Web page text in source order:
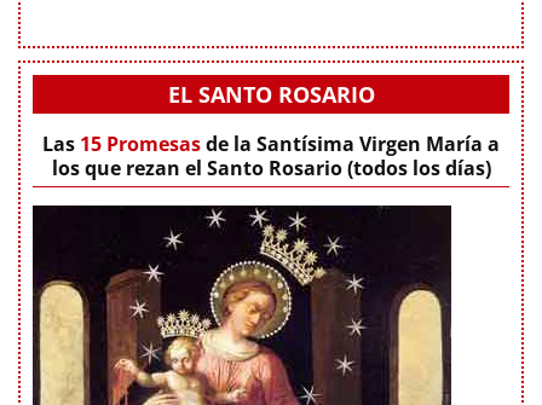
EL SANTO ROSARIO
Las 15 Promesasde la Santísima Virgen María a
los que rezan el Santo Rosario (todos los días)